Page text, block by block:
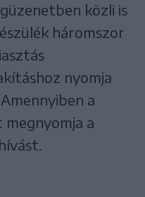
közli is
háromszor
nyomja
a
a